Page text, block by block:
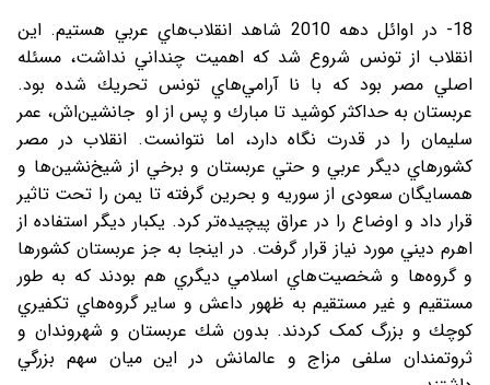
18- در اوائل دهه 2010 شاهد انقلاب‌هاي عربي هستيم. اين
انقلاب از تونس شروع شد كه اهميت چنداني نداشت، مسئله
اصلي مصر بود كه با نا آرامي‌هاي تونس تحريك شده بود.
عربستان به حداكثر كوشيد تا مبارك و پس از او جانشین‌اش، عمر
سليمان را در قدرت نگاه دارد، اما نتوانست. انقلاب در مصر
كشورهاي ديگر عربي و حتي عربستان و برخي از شيخ‌نشين‌ها و
همسايگان سعودی از سوریه و بحرين گرفته تا يمن را تحت تاثير
قرار داد و اوضاع را در عراق پيچيده‌تر كرد. يكبار ديگر استفاده از
اهرم ديني مورد نياز قرار گرفت. در اينجا به جز عربستان كشورها
و گروه‌ها و شخصيت‌هاي اسلامي ديگري هم بودند كه به طور
مستقیم و غیر مستقیم به ظهور داعش و ساير گروه‌هاي تكفيري
كوچك و بزرگ کمک کردند. بدون شك عربستان و شهروندان و
ثروتمندان سلفی مزاج و عالمانش در اين ميان سهم بزرگي